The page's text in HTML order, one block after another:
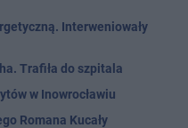
Interweniowały
Trafiła do szpitala
w Inowrocławiu
Romana Kucały